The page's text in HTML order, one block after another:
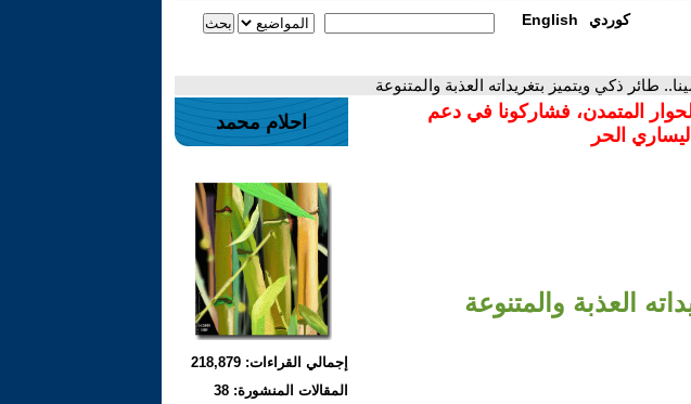
English كوردي
طائر ذكي ويتميز بتغريداته العذبة والمتنوعة
المتمدن، فشاركونا في دعم
الحر
العذبة والمتنوعة
احلام محمد
إجمالي القراءات: 218,879
المقالات المنشورة: 38